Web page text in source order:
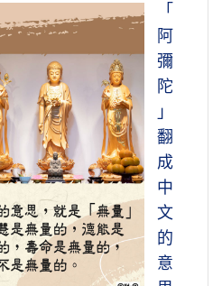
「
阿
彌
陀
」
翻
成
中
文
的
意